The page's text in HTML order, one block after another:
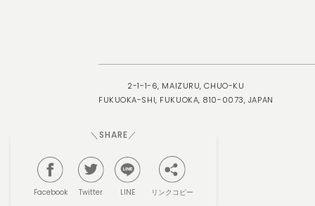
＼SHARE／
Facebook Twitter LINE リンクコピー
2-1-1-6, MAIZURU, CHUO-KU
FUKUOKA-SHI, FUKUOKA, 810-0073, JAPAN